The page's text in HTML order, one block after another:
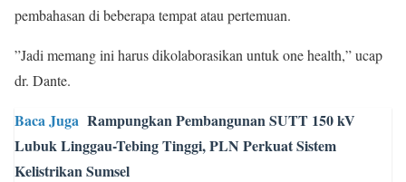
pembahasan di beberapa tempat atau pertemuan.
”Jadi memang ini harus dikolaborasikan untuk one health,” ucap
dr. Dante.
Baca Juga Rampungkan Pembangunan SUTT 150 kV
Lubuk Linggau-Tebing Tinggi, PLN Perkuat Sistem
Kelistrikan Sumsel